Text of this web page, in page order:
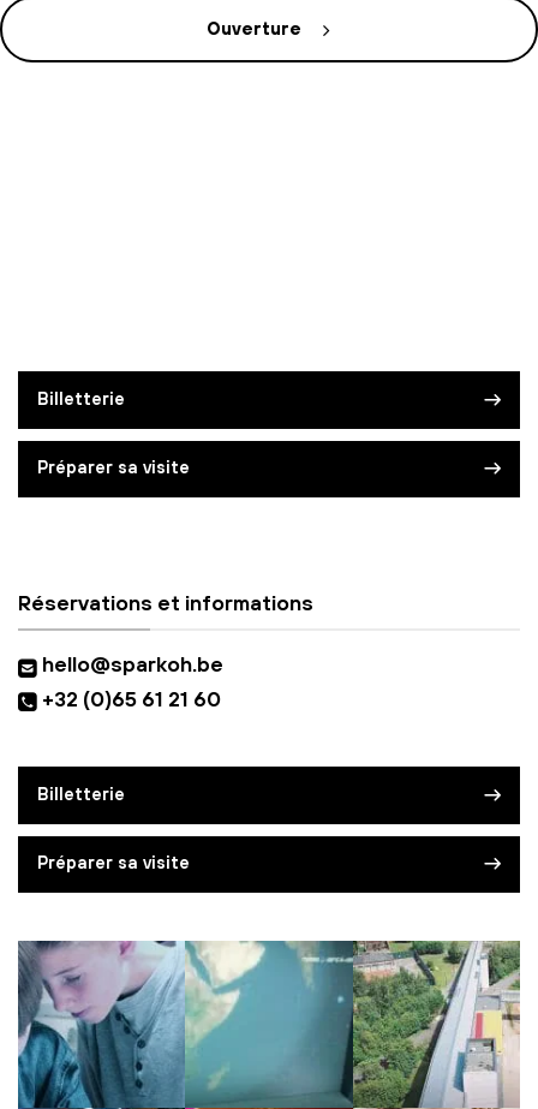
Billetterie
Préparer sa visite
Ouverture
Réservations et informations
hello@sparkoh.be
+32 (0)65 61 21 60
Billetterie
Préparer sa visite